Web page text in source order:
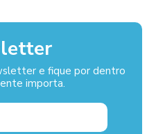
e fique por dentro
importa.